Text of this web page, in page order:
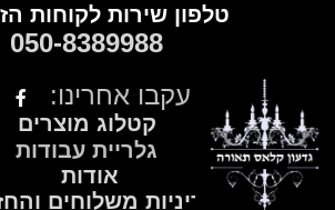
טלפון שירות לקוחות
050-8389988
עקבו אחרינו:
קטלוג מוצרים
גלריית עבודות
אודות
מדיניות משלוחים